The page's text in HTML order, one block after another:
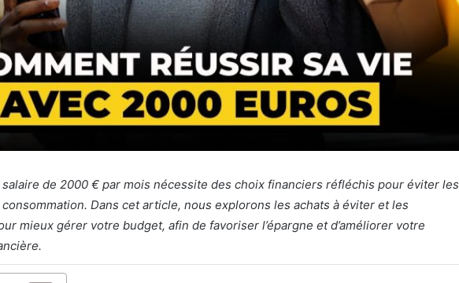
de 2000 € par mois nécessite des choix financiers réfléchis pour éviter les
Dans cet article, nous explorons les achats à éviter et les
mieux gérer votre budget, afin de favoriser l’épargne et d’améliorer votre